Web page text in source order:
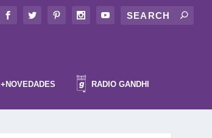
+NOVEDADES RADIO GANDHI